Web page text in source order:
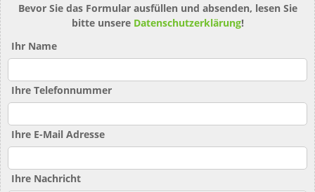
Bevor Sie das Formular ausfüllen und absenden, lesen Sie
bitte unsere Datenschutzerklärung!
Ihr Name
Ihre Telefonnummer
Ihre E-Mail Adresse
Ihre Nachricht